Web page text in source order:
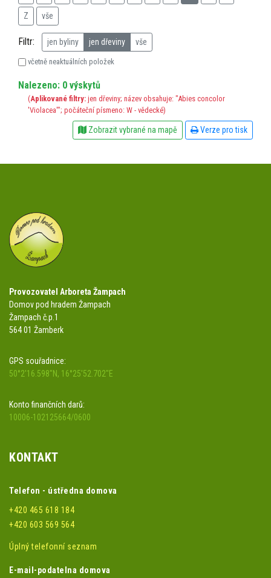
Z vše
Filtr: jen byliny jen dřeviny vše
včetně neaktuálních položek
Nalezeno: 0 výskytů
(Aplikované filtry: jen dřeviny; název obsahuje: "Abies concolor
'Violacea'"; počáteční písmeno: W - vědecké)
Zobrazit vybrané na mapě Verze pro tisk
Provozovatel Arboreta Žampach
Domov pod hradem Žampach
Žampach č.p.1
564 01 Žamberk
GPS souřadnice:
50°2'16.598"N, 16°25'52.702"E
Konto finančních darů:
10006-102125664/0600
KONTAKT
Telefon - ústředna domova
+420 465 618 184
+420 603 569 564
Úplný telefonní seznam
E-mail-podatelna domova